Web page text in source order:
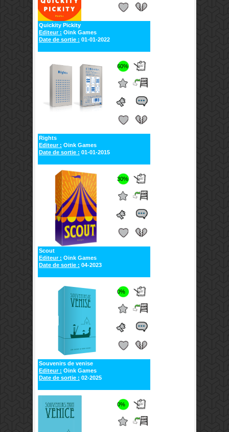
Quickity Pickity
Editeur : Oink Games
Date de sortie : 01-01-2022
60%
Rights
Editeur : Oink Games
Date de sortie : 01-01-2015
30%
Scout
Editeur : Oink Games
Date de sortie : 04-2023
0%
Souvenirs de venise
Editeur : Oink Games
Date de sortie : 02-2025
0%